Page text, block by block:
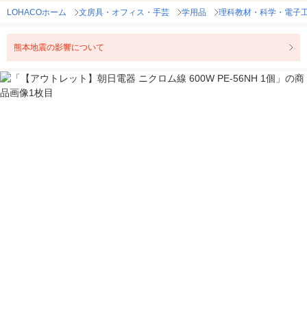
LOHACOホーム 文房具・オフィス・手芸 学用品 理科教材・科学・電子
熊本地震の影響について